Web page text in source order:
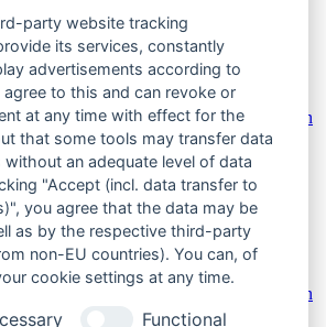
mit Kundeninformationen
& Widerrufsformular
mit Kundeninformationen
party website tracking
its services, constantly
advertisements according to
to this and can revoke or
at any time with effect for the
that some tools may transfer data
an adequate level of data
"Accept (incl. data transfer to
you agree that the data may be
as by the respective third-party
non-EU countries). You can, of
cookie settings at any time.
Functional